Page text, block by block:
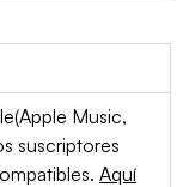
Music,
suscriptores
Aquí